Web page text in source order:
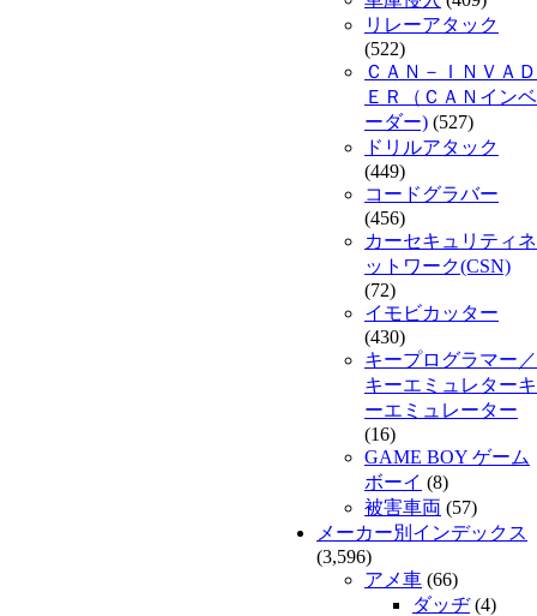
リレーアタック
(522)
ＣＡＮ－ＩＮＶＡＤ
ＥＲ（ＣＡＮインベ
ーダー) (527)
ドリルアタック
(449)
コードグラバー
(456)
カーセキュリティネ
ットワーク(CSN)
(72)
イモビカッター
(430)
キープログラマー／
キーエミュレターキ
ーエミュレーター
(16)
GAME BOY ゲーム
ボーイ (8)
被害車両 (57)
メーカー別インデックス
(3,596)
アメ車 (66)
ダッヂ(4)